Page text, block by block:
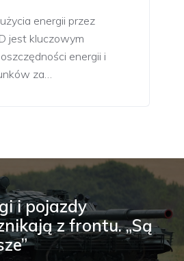
energii przez
jest kluczowym
energii i
za…
i pojazdy
z frontu. „Są